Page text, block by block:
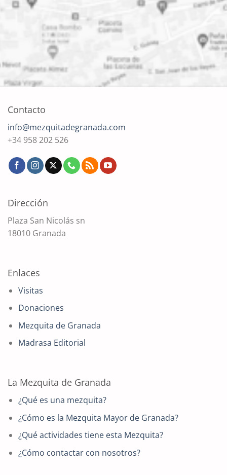
Contacto
info@mezquitadegranada.com
+34 958 202 526
Dirección
Plaza San Nicolás sn
18010 Granada
Enlaces
Visitas
Donaciones
Mezquita de Granada
Madrasa Editorial
La Mezquita de Granada
¿Qué es una mezquita?
¿Cómo es la Mezquita Mayor de Granada?
¿Qué actividades tiene esta Mezquita?
¿Cómo contactar con nosotros?